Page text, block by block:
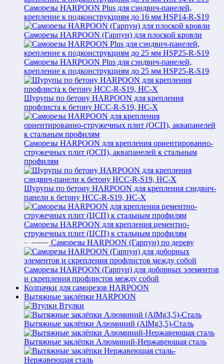
Саморезы HARPOON Plus для сэндвич-панелей,
крепление к подконструкциям до 16 мм HSP14-R-S19
Саморезы HARPOON (Гарпун) для плоской кровли
Саморезы HARPOON Plus для сэндвич-панелей,
крепление к подконструкциям до 25 мм HSP25-R-S19
Шурупы по бетону HARPOON для крепления
профлиста к бетону HCC-R-S19, HC-X
Саморезы HARPOON для крепления ориентированно-
стружечных плит (ОСП), аквапанелей к стальным
профилям
Шурупы по бетону HARPOON для крепления сэндвич-
панели к бетону HCC-R-S19, HC-X
Саморезы HARPOON для крепления цементно-
стружечных плит (ЦСП) к стальным профилям
Саморезы HARPOON (Гарпун) по дереву
Саморезы HARPOON (Гарпун) для доборных элементов
и скрепления профлистов между собой
Колпачки для саморезов HARPOON
Вытяжные заклёпки HARPOON
Втулки
Вытяжные заклёпки Алюминий (AlMg3,5)-Сталь
Вытяжные заклёпки Алюминий-Нержавеющая сталь